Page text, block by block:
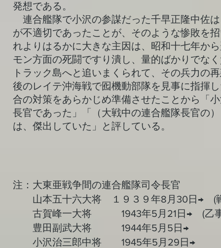
発想である。
連合艦隊で小沢の参謀だった千早正隆中佐
が不適切であったことが、そのような惨敗を
れよりはるかに大きな主因は、昭和十七年か
モン方面の死闘ですり潰し、量的ばかりでな
トラック島へと追いまくられて、その兵力の
後のレイテ沖海戦で囮機動部隊を見事に指揮
合の対策をあらかじめ準備させたことから「
長官であった」「（大戦中の連合艦隊長官の
は、傑出していた」と評している。
注：大東亜戦争間の連合艦隊司令長官
山本五十六大将 １９３９年8月30日→ (
古賀峰一大将 1943年5月21日→ (乙事
豊田副武大将 1944年5月5日→
小沢治三郎中将 1945年5月29日→